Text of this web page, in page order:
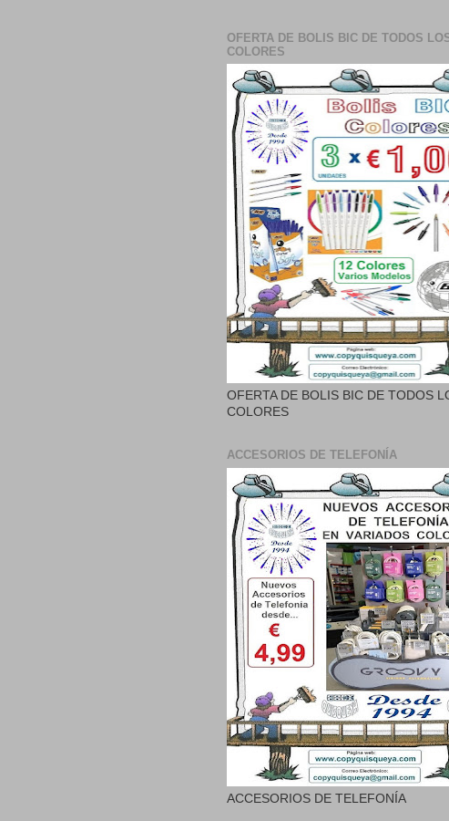
OFERTA DE BOLIS BIC DE TODOS
COLORES
OFERTA DE BOLIS BIC DE TODOS
COLORES
ACCESORIOS DE TELEFONÍA
ACCESORIOS DE TELEFONÍA